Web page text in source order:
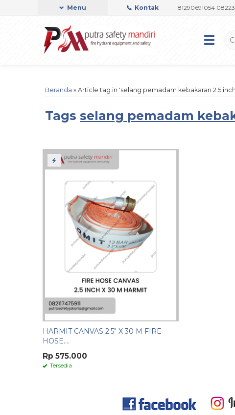
Menu Kontak
Admin Support by Phone or Whatsapp 081290691054
Beranda » Article tag in 'selang pemadam kebakaran 2.5
Tags selang pemadam
HARMIT CANVAS 2.5" X 30 M FIRE
HOSE....
Rp 575.000
Tersedia